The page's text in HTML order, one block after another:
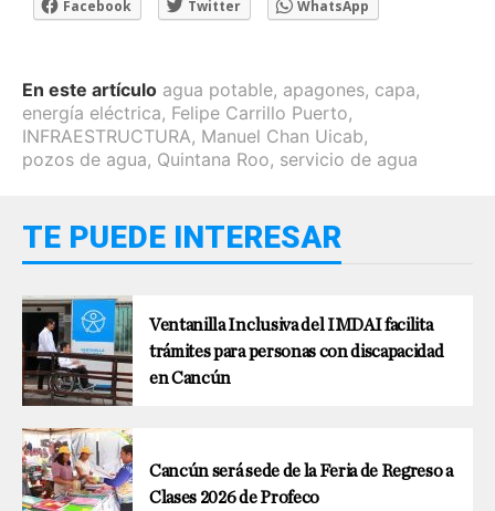
Facebook Twitter WhatsApp
En este artículo agua potable, apagones, capa,
energía eléctrica, Felipe Carrillo Puerto,
INFRAESTRUCTURA, Manuel Chan Uicab,
pozos de agua, Quintana Roo, servicio de agua
TE PUEDE INTERESAR
Ventanilla Inclusiva del IMDAI facilita
trámites para personas con discapacidad
en Cancún
Cancún será sede de la Feria de Regreso a
Clases 2026 de Profeco